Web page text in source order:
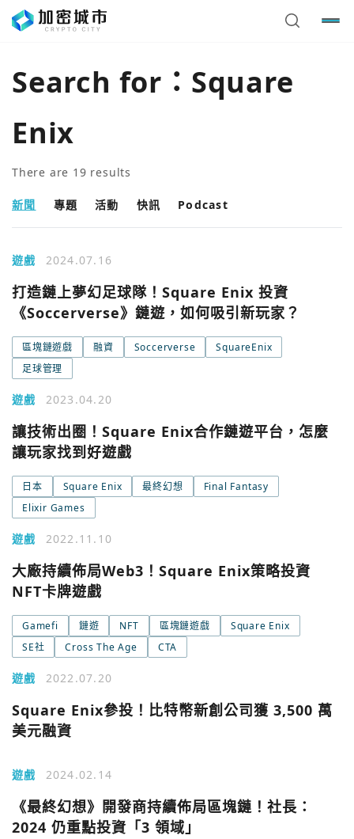
Search for： Square
Enix
There are 19 results
新聞 專題 活動 快訊 Podcast
遊戲 2024.07.16
打造鏈上夢幻足球隊！Square Enix 投資
《Soccerverse》鏈遊，如何吸引新玩家？
區塊鏈遊戲 融資 Soccerverse
SquareEnix
足球管理
遊戲 2023.04.20
讓技術出圈！Square Enix合作鏈遊平台，怎麼
讓玩家找到好遊戲
日本 Square Enix 最終幻想
Final Fantasy
Elixir Games
遊戲 2022.11.10
大廠持續佈局Web3！Square Enix策略投資
NFT卡牌遊戲
Gamefi 鏈遊 NFT 區塊鏈遊戲
Square Enix
SE社
Cross The Age CTA
遊戲 2022.07.20
Square Enix參投！比特幣新創公司獲 3,500 萬
美元融資
遊戲 2024.02.14
《最終幻想》開發商持續佈局區塊鏈！社長：
2024 仍重點投資「3 領域」